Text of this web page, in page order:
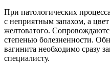
При патологических
с неприятным запахом, а
желтоватого.
степенью болезненности.
вагинита необходимо сразу
специалисту.